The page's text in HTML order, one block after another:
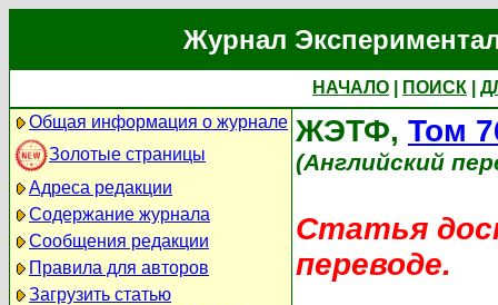
Журнал
НАЧАЛО ПОИСК
Общая информация о журнале
Золотые страницы
Адреса редакции
Содержание журнала
Сообщения редакции
Правила для авторов
Загрузить статью
ЖЭТФ, Том
(Английский
Статья
переводе.